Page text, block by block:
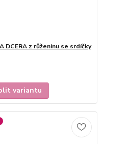
DCERA z růženínu se srdíčky
variantu